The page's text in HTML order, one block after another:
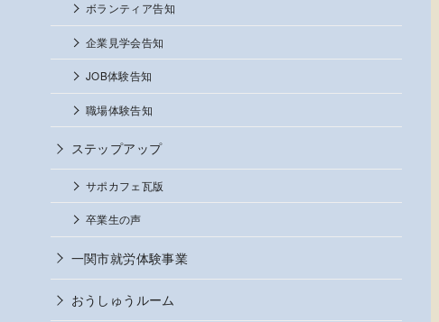
ボランティア告知
企業見学会告知
JOB体験告知
職場体験告知
ステップアップ
サポカフェ瓦版
卒業生の声
一関市就労体験事業
おうしゅうルーム